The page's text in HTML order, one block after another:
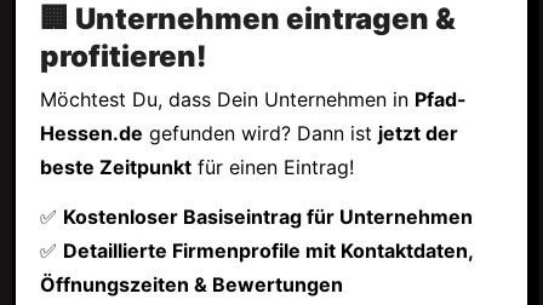
🏢 Unternehmen eintragen &
profitieren!
Möchtest Du, dass Dein Unternehmen in Pfad-
Hessen.de gefunden wird? Dann ist jetzt der
beste Zeitpunktfür einen Eintrag!
✅ Kostenloser Basiseintrag für Unternehmen
✅ Detaillierte Firmenprofile mit Kontaktdaten,
Öffnungszeiten & Bewertungen